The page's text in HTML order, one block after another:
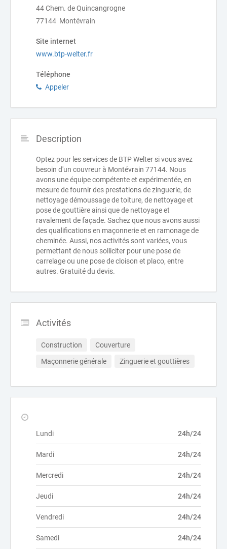
44 Chem. de Quincangrogne
77144 Montévrain
Site internet
www.btp-welter.fr
Téléphone
Appeler
Description
Optez pour les services de BTP Welter si vous avez
besoin d'un couvreur à Montévrain 77144. Nous
avons une équipe compétente et expérimentée, en
mesure de fournir des prestations de zinguerie, de
nettoyage démoussage de toiture, de nettoyage et
pose de gouttière ainsi que de nettoyage et
ravalement de façade. Sachez que nous avons aussi
des qualifications en maçonnerie et en ramonage de
cheminée. Aussi, nos activités sont variées, vous
permettant de nous solliciter pour une pose de
carrelage ou une pose de cloison et placo, entre
autres. Gratuité du devis.
Activités
Construction
Couverture
Maçonnerie générale
Zinguerie et gouttières
Lundi 24h/24
Mardi 24h/24
Mercredi 24h/24
Jeudi 24h/24
Vendredi 24h/24
Samedi 24h/24